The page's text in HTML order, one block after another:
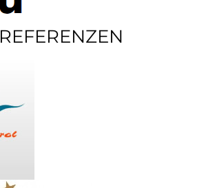
REFERENZEN